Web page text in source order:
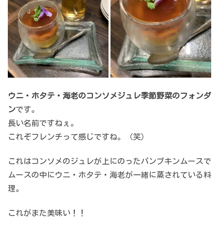
ウニ・ホタテ・海老のコンソメジュレ季節野菜のフォンダ
ンです。
長い名前ですねぇ。
これぞフレンチって感じですね。（笑）
これはコンソメのジュレが上にのったパンプキンムースで
ムースの中にウニ・ホタテ・海老が一緒に蒸されている料
理。
これがまた美味い！！